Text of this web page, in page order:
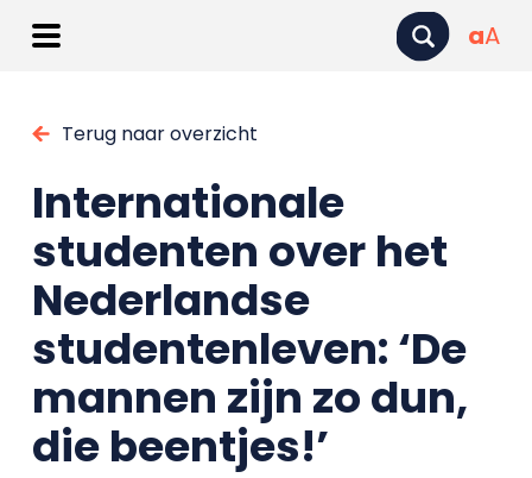
aA
Terug naar overzicht
Internationale
studenten over het
Nederlandse
studentenleven: ‘De
mannen zijn zo dun,
die beentjes!’